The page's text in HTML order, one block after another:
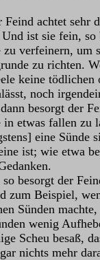
achtet sehr
ist sie fein, so
zu verfeinern, um
zu richten.
keine tödlichen
noch
besorgt der
etwas fallen zu
eine Sünde
ist; wie etwa
besorgt der
zum Beispiel,
Sünden
wenig
Scheu besaß,
nichts mehr